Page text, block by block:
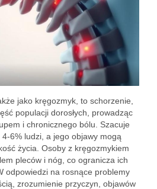
jako kręgozmyk, to schorzenie,
populacji dorosłych, prowadząc
i chronicznego bólu. Szacuje
6% ludzi, a jego objawy mogą
życia. Osoby z kręgozmykiem
pleców i nóg, co ogranicza ich
odpowiedzi na rosnące problemy
zrozumienie przyczyn, objawów